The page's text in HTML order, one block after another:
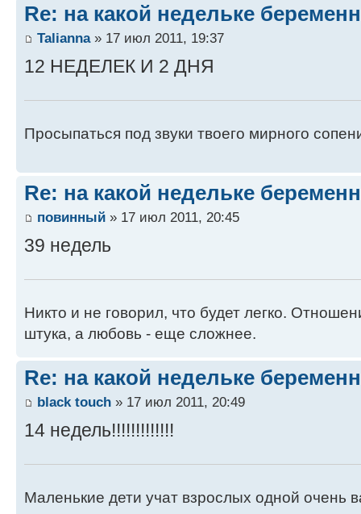
Re: на какой недельке
Talianna» 17 июл 2011, 19:37
12 НЕДЕЛЕК И 2 ДНЯ
Просыпаться под звуки твоего мирного
Re: на какой недельке
повинный » 17 июл 2011, 20:45
39 недель
Никто и не говорил, что будет легко.
штука, а любовь - еще сложнее.
Re: на какой недельке
black touch » 17 июл 2011, 20:49
14 недель!!!!!!!!!!!!!
Маленькие дети учат взрослых одной очень